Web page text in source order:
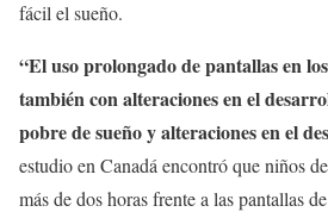
fácil el sueño.
“El uso prolongado de pantallas en
también con alteraciones en el
pobre de sueño y alteraciones en el
estudio en Canadá encontró que niños
más de dos horas frente a las pantallas